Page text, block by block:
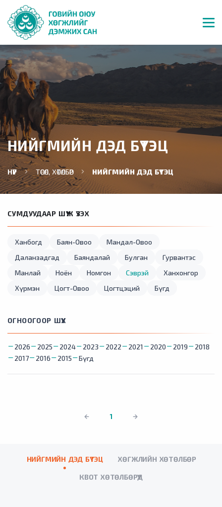
НИЙГМИЙН ДЭД БҮТЭЦ
НҮҮР ТӨСӨЛ, ХӨТӨЛБӨР НИЙГМИЙН ДЭД БҮТЭЦ
СУМДУУДААР ШҮҮЖ ҮЗЭХ
Ханбогд Баян-Овоо
Мандал-Овоо
Даланзадгад
Баяндалай Булган
Гурвантэс
Манлай
Ноён Номгон Сэврэй
Ханхонгор
Хүрмэн
Цогт-Овоо Цогтцэций Бүгд
ОГНООГООР ШҮҮХ
2026 2025 2024 2023 2022 2021 2020 2019
2018
2017
2016 2015 Бүгд
1
НИЙГМИЙН ДЭД БҮТЭЦ ХӨГЖЛИЙН ХӨТӨЛБӨР
КВОТ ХӨТӨЛБӨРҮҮД